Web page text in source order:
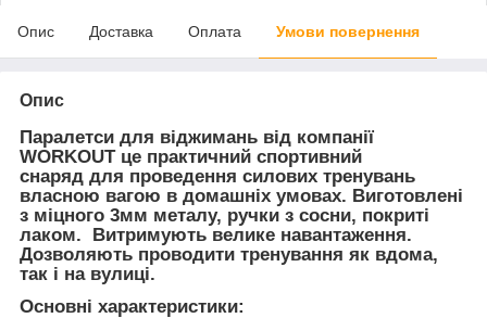
Опис Доставка Оплата Умови повернення
Опис
Паралетси для віджимань від компанії
WORKOUT це практичний спортивний
снаряд для проведення силових тренувань
власною вагою в домашніх умовах. Виготовлені
з міцного 3мм металу, ручки з сосни, покриті
лаком. Витримують велике навантаження.
Дозволяють проводити тренування як вдома,
так і на вулиці.
Основні характеристики: